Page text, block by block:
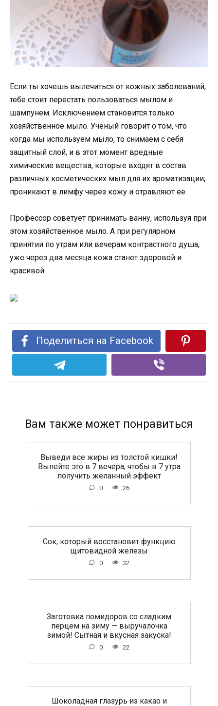
Если ты хочешь вылечиться от кожных заболеваний,
тебе стоит перестать пользоваться мылом и
шампунем. Исключением становится только
хозяйственное мыло. Ученый говорит о том, что
когда мы используем мыло, то снимаем с себя
защитный слой, и в этот момент вредные
химические вещества, которые входят в состав
различных косметических мыл для их ароматизации,
проникают в лимфу через кожу и отравляют ее.
Профессор советует принимать ванну, используя при
этом хозяйственное мыло. А при регулярном
принятии по утрам или вечерам контрастного душа,
уже через два месяца кожа станет здоровой и
красивой.
Поделиться на Facebook
Вам также может понравиться
Выведи все жиры из толстой кишки!
Выпейте это в 7 вечера, чтобы в 7 утра
получить желанный эффект
0 26
Сок, который восстановит функцию
щитовидной железы
0 32
Заготовка помидоров со сладким
перцем на зиму — выручалочка
зимой! Сытная и вкусная закуска!
0 22
Шоколадная глазурь из какао и